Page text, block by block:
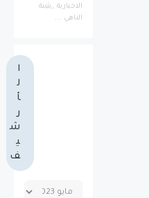
الاخبارية _بثينة
الناهي ...
ا
ل
أ
ر
ش
ي
ف